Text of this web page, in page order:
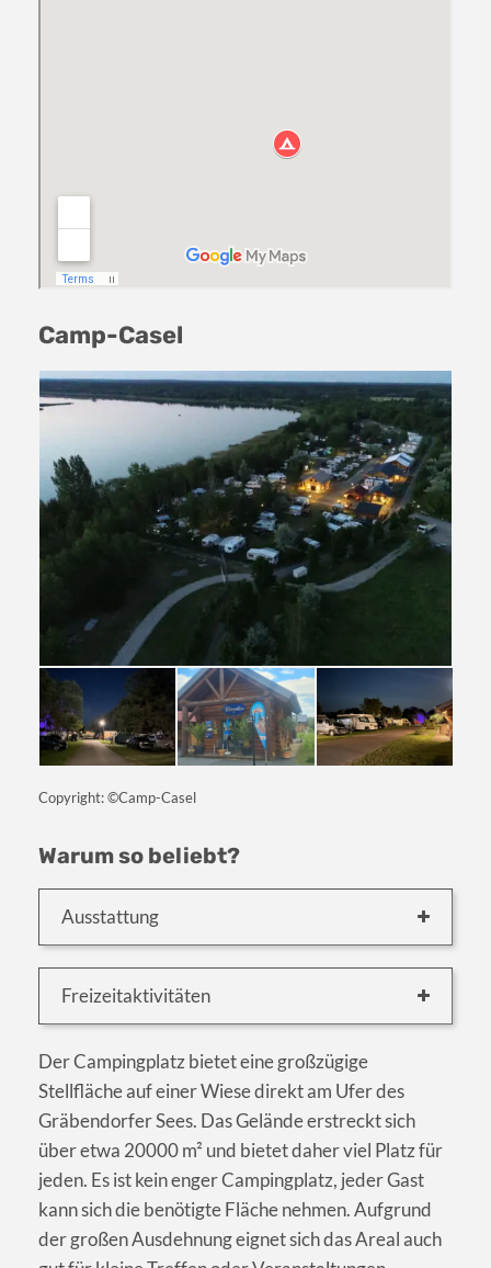
Camp-Casel
Copyright: ©Camp-Casel
Warum so beliebt?
Ausstattung
Freizeitaktivitäten
Der Campingplatz bietet eine großzügige
Stellfläche auf einer Wiese direkt am Ufer des
Gräbendorfer Sees. Das Gelände erstreckt sich
über etwa 20000 m² und bietet daher viel Platz für
jeden. Es ist kein enger Campingplatz, jeder Gast
kann sich die benötigte Fläche nehmen. Aufgrund
der großen Ausdehnung eignet sich das Areal auch